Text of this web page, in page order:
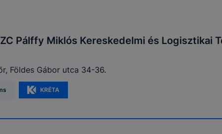
Pálffy Miklós Kereskedelmi és Logisztikai
Földes Gábor utca 34-36.
KRÉTA
TÁJÉKOZTATÁS
cookie-val kapcsolatos adatvédelmi információkat az